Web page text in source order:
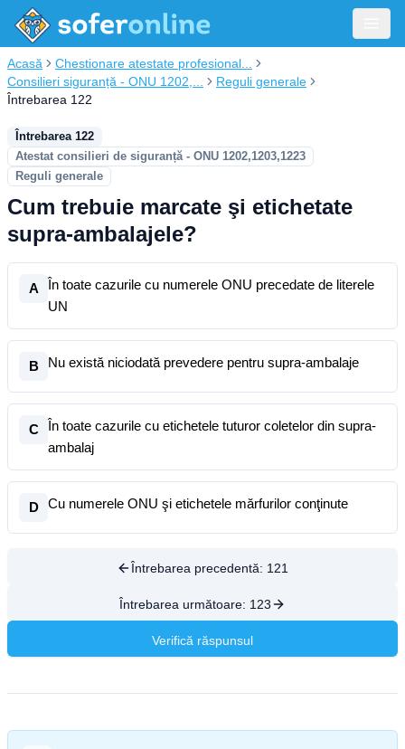
Acasă
Chestionare atestate profesional...
Consilieri siguranță - ONU 1202,...
Reguli generale
Întrebarea 122
Întrebarea 122
Atestat consilieri de siguranță - ONU 1202,1203,1223
Reguli generale
Cum trebuie marcate şi etichetate
supra-ambalajele?
A
În toate cazurile cu numerele ONU precedate de literele
UN
B Nu există niciodată prevedere pentru supra-ambalaje
C
În toate cazurile cu etichetele tuturor coletelor din supra-
ambalaj
D Cu numerele ONU şi etichetele mărfurilor conţinute
Întrebarea precedentă: 121
Întrebarea următoare: 123
Verifică răspunsul